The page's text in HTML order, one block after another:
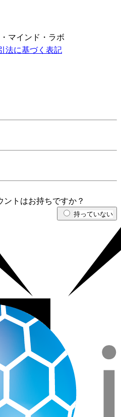
マインド・ラボ
法に基づく表記
トはお持ちですか？
持っていない